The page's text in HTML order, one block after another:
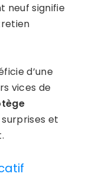
neuf signifie
d’une
vices de
et